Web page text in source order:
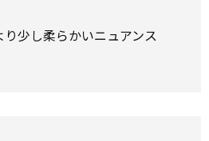
少し柔らかいニュアンス